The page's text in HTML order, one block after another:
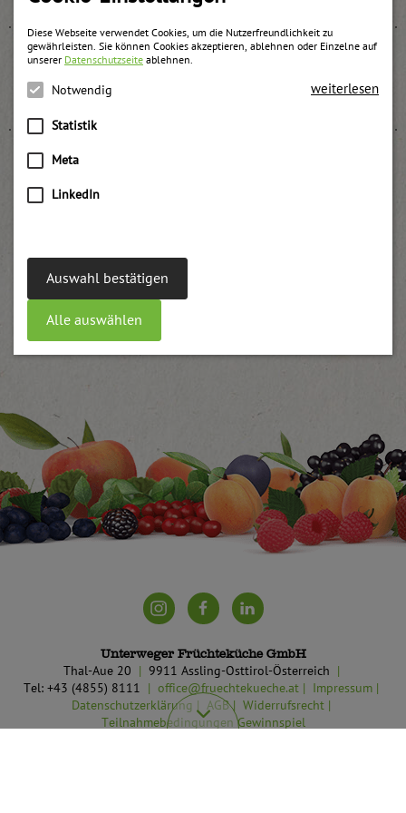
Diese Webseite verwendet Cookies, um die Nutzerfreundlichkeit zu
gewährleisten. Sie können Cookies akzeptieren, ablehnen oder Einzelne auf
unserer Datenschutzseite ablehnen.
Notwendig
Statistik
Meta
LinkedIn
weiterlesen
Auswahl bestätigen
Alle auswählen
Erdbeer Konfitüre „zum Füllen und Backen“
Unterweger Früchteküche GmbH
Thal-Aue 20
9911 Assling-Osttirol-Österreich
Tel: +43 (4855) 8111
office@fruechtekueche.at
Impressum
Datenschutzerklärung
AGB
Widerrufsrecht
Teilnahmebedingungen Gewinnspiel